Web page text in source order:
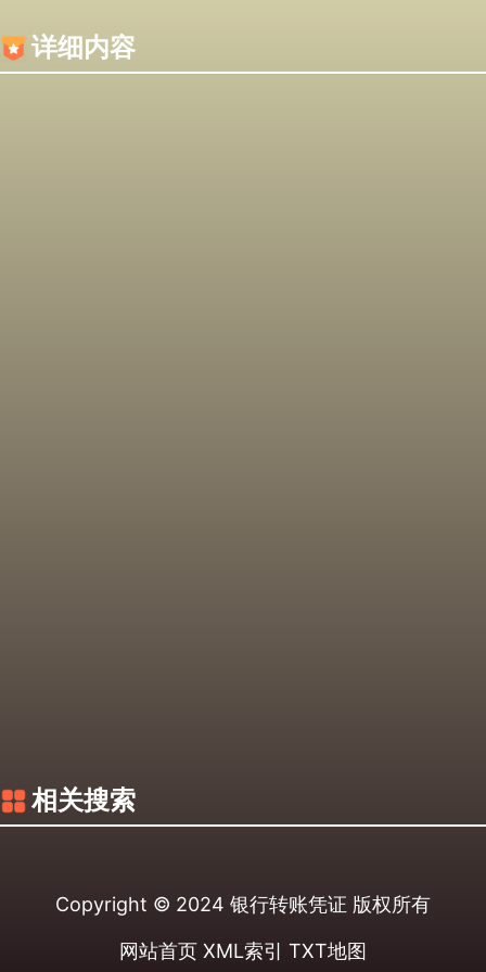
详细内容
相关搜索
Copyright © 2024 银行转账凭证 版权所有
网站首页 XML索引 TXT地图